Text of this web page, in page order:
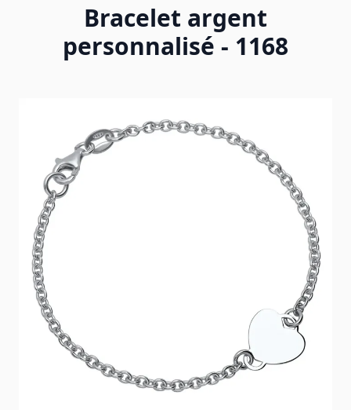
Bracelet argent
personnalisé - 1168